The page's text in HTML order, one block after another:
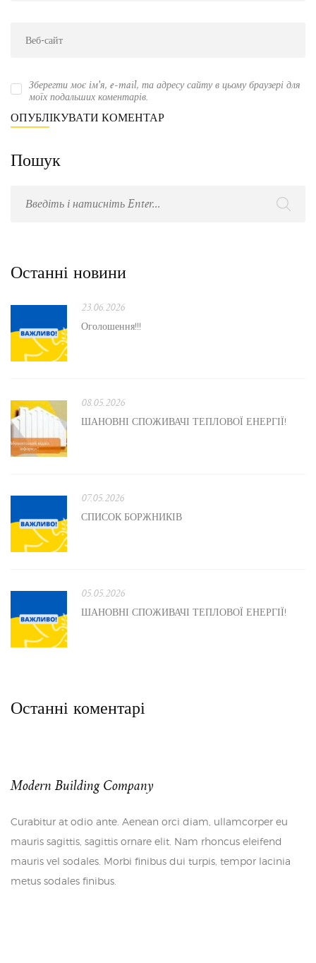
Зберегти моє ім'я, e-mail, та адресу сайту в цьому браузері для
моїх подальших коментарів.
Пошук
Останні новини
23.06.2026
Оголошення!!!
08.05.2026
ШАНОВНІ СПОЖИВАЧІ ТЕПЛОВОЇ ЕНЕРГІЇ!
07.05.2026
СПИСОК БОРЖНИКІВ
05.05.2026
ШАНОВНІ СПОЖИВАЧІ ТЕПЛОВОЇ ЕНЕРГІЇ!
Останні коментарі
Modern Building Company
Curabitur at odio ante. Aenean orci diam, ullamcorper eu
mauris sagittis, sagittis ornare elit. Nam rhoncus eleifend
mauris vel sodales. Morbi finibus dui turpis, tempor lacinia
metus sodales finibus.